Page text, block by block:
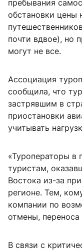
пребывания
обстановки цены
почти вдвое), но
могут не все.
Ассоциация
сообщила, что
застрявшим в
приостановки
учитывать
«Туроператоры в
туристам,
Востока из-за
регионе. Тем,
компании по
отмены,
В связи с